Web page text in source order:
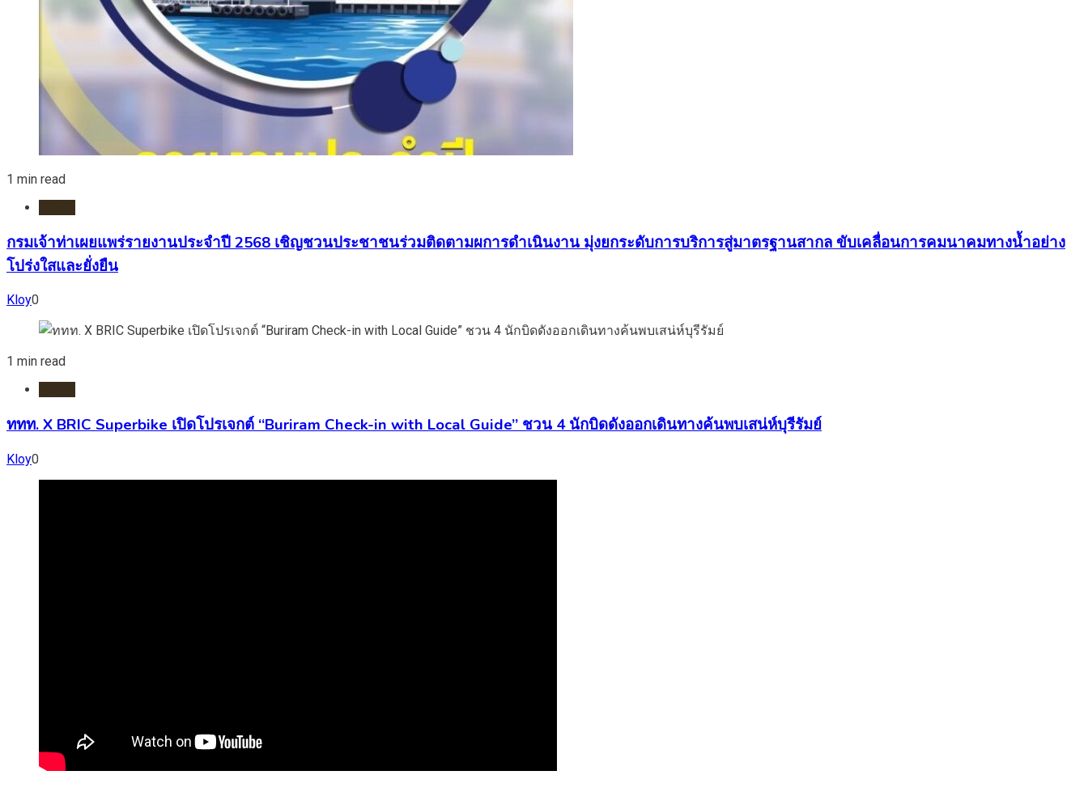
1 min read
กรมเจ้าท่าเผยแพร่รายงานประจำปี 2568 เชิญชวนประชาชนร่วมติดตามผการดำเนินงาน มุ่งยกระดับการบริการสู่มาตรฐานสากล ขับเคลื่อนการคมนาคมทางน้ำอย่าง
โปร่งใสและยั่งยืน
Kloy0
1 min read
ททท. X BRIC Superbike เปิดโปรเจกต์ “Buriram Check-in with Local Guide” ชวน 4 นักบิดดังออกเดินทางค้นพบเสน่ห์บุรีรัมย์
Kloy0